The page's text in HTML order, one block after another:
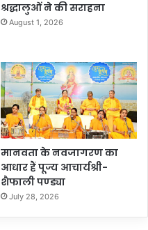
श्रद्धालुओं ने की सराहना
August 1, 2026
मानवता के नवजागरण का
आधार हैं पूज्य आचार्यश्री-
शैफाली पण्ड्या
July 28, 2026